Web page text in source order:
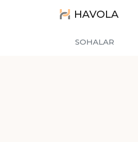
HAVOLA
SOHALAR